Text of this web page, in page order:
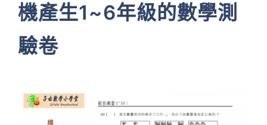
機產生1~6年級的數學測
驗卷